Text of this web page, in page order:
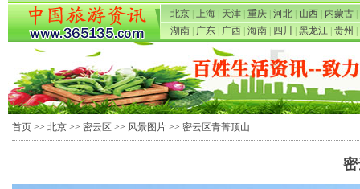
北京 上海 天津 重庆 河北 山西 内蒙古
湖南
广东 广西 海南 四川 黑龙江 贵州
首页 >> 北京 >> 密云区 >> 风景图片 >> 密云区青菁顶山